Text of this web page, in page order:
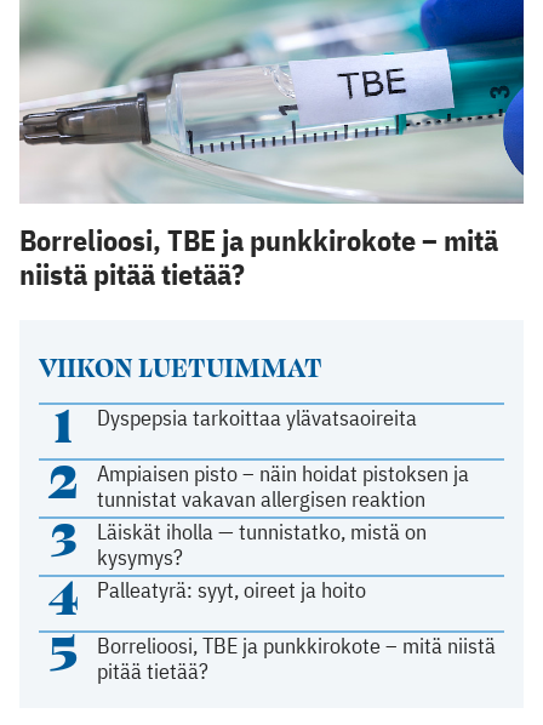
VIIKON LUETUIMMAT
1 Dyspepsia tarkoittaa ylävatsaoireita
2
Ampiaisen pisto – näin hoidat pistoksen ja
tunnistat vakavan allergisen reaktion
3
Läiskät iholla — tunnistatko, mistä on
kysymys?
4 Palleatyrä: syyt, oireet ja hoito
5
Borrelioosi, TBE ja punkkirokote – mitä niistä
pitää tietää?
Borrelioosi, TBE ja punkkirokote – mitä
niistä pitää tietää?